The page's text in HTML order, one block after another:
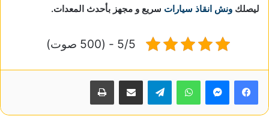
ليصلك ونش انقاذ سيارات سريع و مجهز بأحدث المعدات.
5/5 - (500 صوت)
واتساب